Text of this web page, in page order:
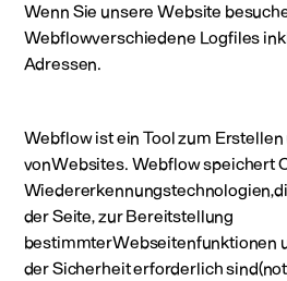
Wenn Sie unsere Website
Webflowverschiedene Logfiles
Adressen.
Webflow ist ein Tool zum
vonWebsites. Webflow speichert
der Seite, zur Bereitstellung
bestimmterWebseitenfunktionen
der Sicherheit erforderlich